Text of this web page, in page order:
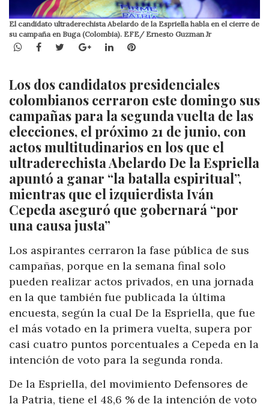
El candidato ultraderechista Abelardo de la Espriella habla en el cierre de
su campaña en Buga (Colombia). EFE/ Ernesto Guzman Jr
WhatsApp
Facebook
TwitterGoogle+LinkedInPinterest
Los dos candidatos presidenciales
colombianos cerraron este domingo sus
campañas para la segunda vuelta de las
elecciones, el próximo 21 de junio, con
actos multitudinarios en los que el
ultraderechista Abelardo De la Espriella
apuntó a ganar “la batalla espiritual”,
mientras que el izquierdista Iván
Cepeda aseguró que gobernará “por
una causa justa”
Los aspirantes cerraron la fase pública de sus
campañas, porque en la semana final solo
pueden realizar actos privados, en una jornada
en la que también fue publicada la última
encuesta, según la cual De la Espriella, que fue
el más votado en la primera vuelta, supera por
casi cuatro puntos porcentuales a Cepeda en la
intención de voto para la segunda ronda.
De la Espriella, del movimiento Defensores de
la Patria, tiene el 48,6 % de la intención de voto